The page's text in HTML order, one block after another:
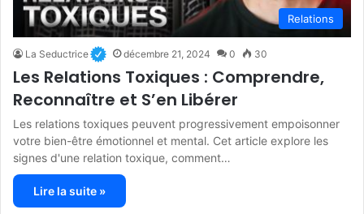
Relations
La Seductrice décembre 21, 2024 0 30
Les Relations Toxiques : Comprendre,
Reconnaître et S’en Libérer
Les relations toxiques peuvent progressivement empoisonner
votre bien-être émotionnel et mental. Cet article explore les
signes d'une relation toxique, comment…
Lire la suite »